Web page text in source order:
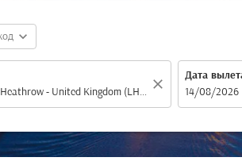
expand_more
close
Дата
fc-booking-
14/08/2026